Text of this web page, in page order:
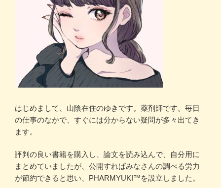
はじめまして、山陰在住のゆきです。薬剤師です。毎日
の仕事のなかで、すぐには分からない疑問が多々出てき
ます。
評判の良い書籍を購入し、論文を読み込んで、自分用に
まとめていましたが、公開すればみなさんの調べる労力
が節約できると思い、PHARMYUKI™を設立しました。